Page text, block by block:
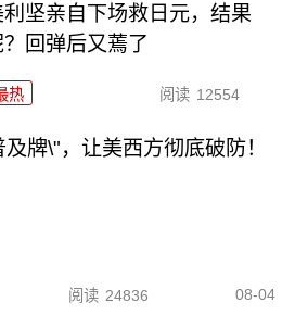
利坚亲自下场救日元，结果
？回弹后又蔫了
热 阅读 12554
牌\"，让美西方彻底破防！
阅读 24836 08-04